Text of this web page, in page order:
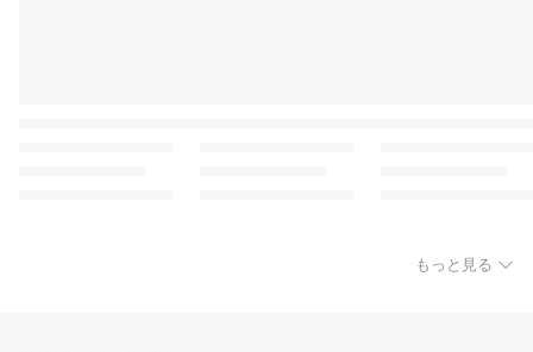
もっと見る